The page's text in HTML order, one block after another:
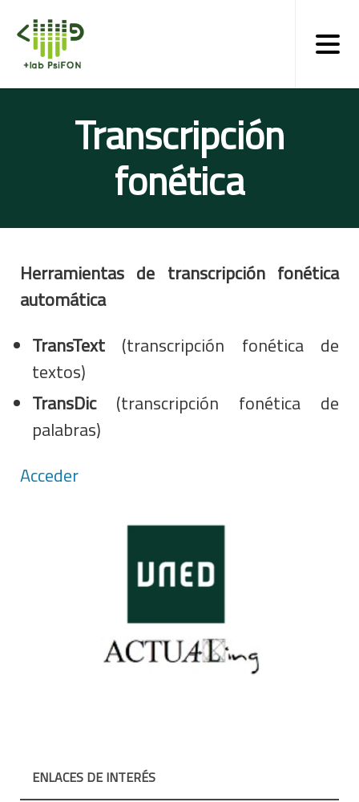
main
content
Transcripción
fonética
ENLACES DE INTERÉS
Herramientas de transcripción fonética
automática
TransText (transcripción fonética de
textos)
TransDic(transcripción fonética de
palabras)
Acceder